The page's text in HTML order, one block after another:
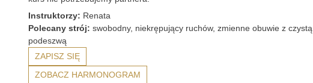
Instruktorzy: Renata
Polecany strój: swobodny, niekrępujący ruchów, zmienne obuwie z czystą
podeszwą
ZAPISZ SIĘ
ZOBACZ HARMONOGRAM